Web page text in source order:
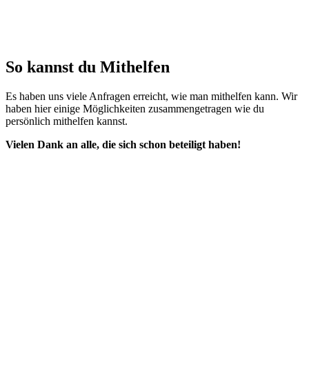
So kannst du Mithelfen
Es haben uns viele Anfragen erreicht, wie man mithelfen kann. Wir
haben hier einige Möglichkeiten zusammengetragen wie du
persönlich mithelfen kannst.
Vielen Dank an alle, die sich schon beteiligt haben!